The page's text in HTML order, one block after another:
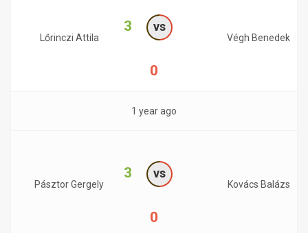
Lőrinczi Attila
3 vs
0
Végh Benedek
1 year ago
Pásztor Gergely
3 vs
0
Kovács Balázs